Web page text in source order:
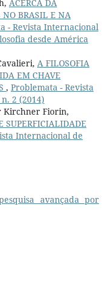
ACERCA DA
NO BRASIL E NA
- Revista Internacional
desde América
A FILOSOFIA
EM CHAVE
, Problemata - Revista
2 (2014)
Kirchner Fiorin,
SUPERFICIALIDADE
Internacional de
avançada por